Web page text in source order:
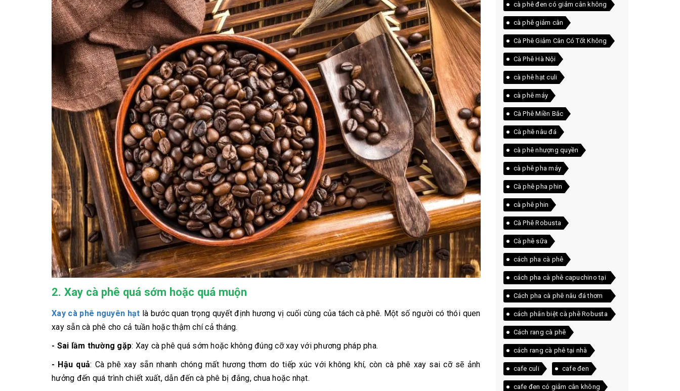
2. Xay cà phê quá sớm hoặc quá muộn
Xay cà phê nguyên hạt là bước quan trọng quyết định hương vị cuối cùng của tách cà phê. Một số người có thói quen
xay sẵn cà phê cho cả tuần hoặc thậm chí cả tháng.
- Sai lầm thường gặp: Xay cà phê quá sớm hoặc không đúng cỡ xay với phương pháp pha.
- Hậu quả: Cà phê xay sẵn nhanh chóng mất hương thơm do tiếp xúc với không khí, còn cà phê xay sai cỡ sẽ ảnh
hưởng đến quá trình chiết xuất, dẫn đến cà phê bị đắng, chua hoặc nhạt.
cà phê đen có giảm cân không
cà phê giảm cân
Cà Phê Giảm Cân Có Tốt Không
Cà Phê Hà Nội
cà phê hạt culi
cà phê máy
Cà Phê Miền Bắc
Cà phê nâu đá
cà phê nhượng quyền
cà phê pha máy
Cà phê pha phin
cà phê phin
Cà Phê Robusta
Cà phê sữa
cách pha cà phê
cách pha cà phê capuchino tại
nhà
Cách pha cà phê nâu đá thơm
ngon ngay tại nhà
cách phân biệt cà phê Robusta
và Arabica
Cách rang cà phê
cách rang cà phê tại nhà
cafe culi cafe đen
cafe đen có giảm cân không